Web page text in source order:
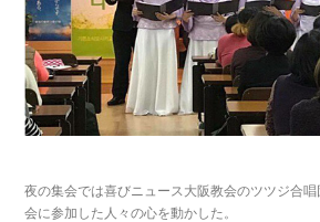
夜の集会では喜びニュース大阪教会のツツジ合
会に参加した人々の心を動かした。